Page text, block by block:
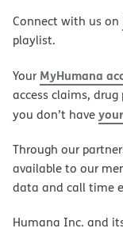
Connect with us on
playlist.
Your MyHumana
access claims,
you don’t have
Through our
available to our
data and call time
Humana Inc. and